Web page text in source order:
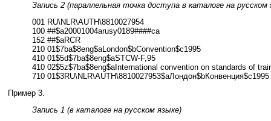
Запись 2 (параллельная точка доступа в каталоге на русском
001 RU\NLR\AUTH\8810027954
100 ##$a20001004arusy0189####ca
152 ##$aRCR
210 01$7ba$8eng$aLondon$bConvention$c1995
410 01$5d$7ba$8eng$aSTCW-F,95
410 02$5z$7ba$8eng$aInternational convention on standards of
710 01$3RU\NLR\AUTH\8810027953$aЛондон$bКонвенция$c1995
Пример 3.
Запись 1 (в каталоге на русском языке)